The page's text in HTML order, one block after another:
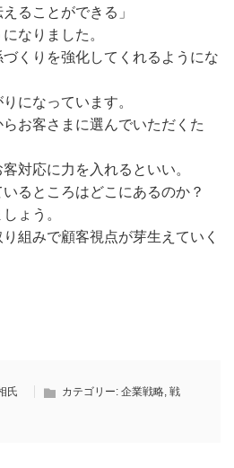
ることができる」
なりました。
くりを強化してくれるようにな
になっています。
お客さまに選んでいただくた
対応に力を入れるといい。
るところはどこにあるのか？
ょう。
組みで顧客視点が芽生えていく
氏 カテゴリー: 企業戦略 戦